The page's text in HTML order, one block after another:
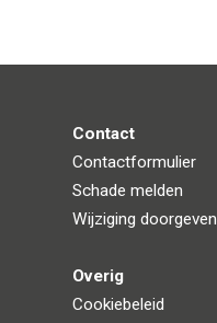
Contact
Contactformulier
Schade melden
Wijziging doorgeven
Overig
Cookiebeleid